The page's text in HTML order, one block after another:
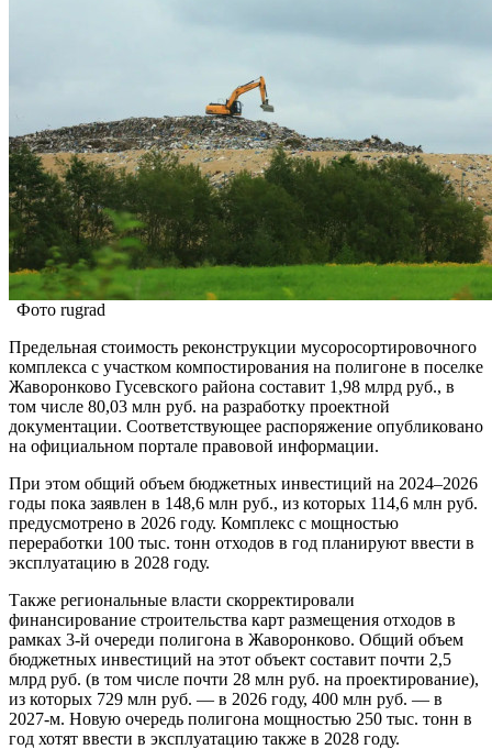
Фото rugrad
Предельная стоимость реконструкции мусоросортировочного
комплекса с участком компостирования на полигоне в поселке
Жаворонково Гусевского района составит 1,98 млрд руб., в
том числе 80,03 млн руб. на разработку проектной
документации. Соответствующее распоряжение опубликовано
на официальном портале правовой информации.
При этом общий объем бюджетных инвестиций на 2024–2026
годы пока заявлен в 148,6 млн руб., из которых 114,6 млн руб.
предусмотрено в 2026 году. Комплекс с мощностью
переработки 100 тыс. тонн отходов в год планируют ввести в
эксплуатацию в 2028 году.
Также региональные власти скорректировали
финансирование строительства карт размещения отходов в
рамках 3-й очереди полигона в Жаворонково. Общий объем
бюджетных инвестиций на этот объект составит почти 2,5
млрд руб. (в том числе почти 28 млн руб. на проектирование),
из которых 729 млн руб. — в 2026 году, 400 млн руб. — в
2027-м. Новую очередь полигона мощностью 250 тыс. тонн в
год хотят ввести в эксплуатацию также в 2028 году.